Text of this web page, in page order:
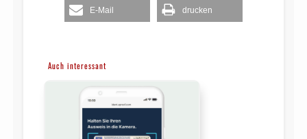
E-Mail drucken
Auch interessant